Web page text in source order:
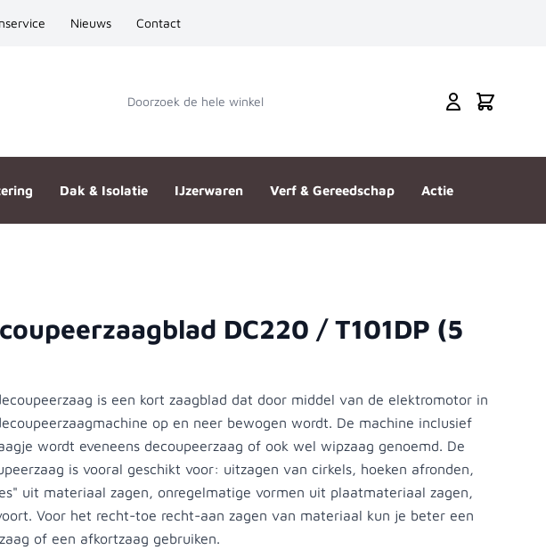
Nieuws Contact
Doorzoek de hele winkel Cart
Dak & Isolatie IJzerwaren Verf & Gereedschap Actie
DC220 / T101DP (5
is een kort zaagblad dat door middel van de elektromotor in
op en neer bewogen wordt. De machine inclusief
wordt eveneens decoupeerzaag of ook wel wipzaag genoemd. De
is vooral geschikt voor: uitzagen van cirkels, hoeken afronden,
uit materiaal zagen, onregelmatige vormen uit plaatmateriaal zagen,
Voor het recht-toe recht-aan zagen van materiaal kun je beter een
of een afkortzaag gebruiken.